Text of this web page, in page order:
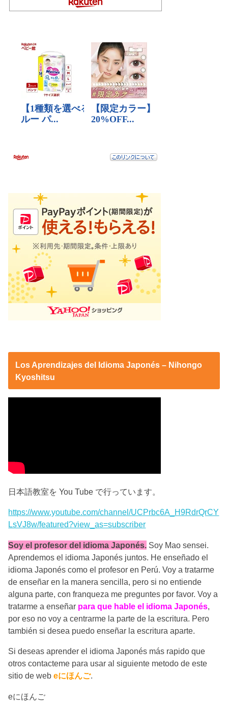
Los Aprendizajes del Idioma Japonés – Nihongo
Kyoshitsu
日本語教室を You Tube で行っています。
https://www.youtube.com/channel/UCPrbc6A_H9RdrQrCY
LsVJ8w/featured?view_as=subscriber
Soy el profesor del idioma Japonés. Soy Mao sensei.
Aprendemos el idioma Japonés juntos. He enseñado el
idioma Japonés como el profesor en Perú. Voy a tratarme
de enseñar en la manera sencilla, pero si no entiende
alguna parte, con franqueza me preguntes por favor. Voy a
tratarme a enseñar para que hable el idioma Japonés,
por eso no voy a centrarme la parte de la escritura. Pero
también si desea puedo enseñar la escritura aparte.
Si deseas aprender el idioma Japonés más rapido que
otros contacteme para usar al siguiente metodo de este
sitio de webeにほんご.
eにほんご